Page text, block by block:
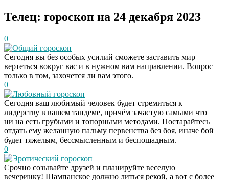
Телец: гороскоп на 24 декабря 2023
0
Общий гороскоп
Сегодня вы без особых усилий сможете заставить мир
вертеться вокруг вас и в нужном вам направлении. Вопрос
только в том, захочется ли вам этого.
0
Любовный гороскоп
Сегодня ваш любимый человек будет стремиться к
лидерству в вашем тандеме, причём зачастую самыми что
ни на есть грубыми и топорными методами. Постарайтесь
отдать ему желанную пальму первенства без боя, иначе бой
будет тяжелым, бессмысленным и беспощадным.
0
Эротический гороскоп
Срочно созывайте друзей и планируйте веселую
вечеринку! Шампанское должно литься рекой, а вот с более